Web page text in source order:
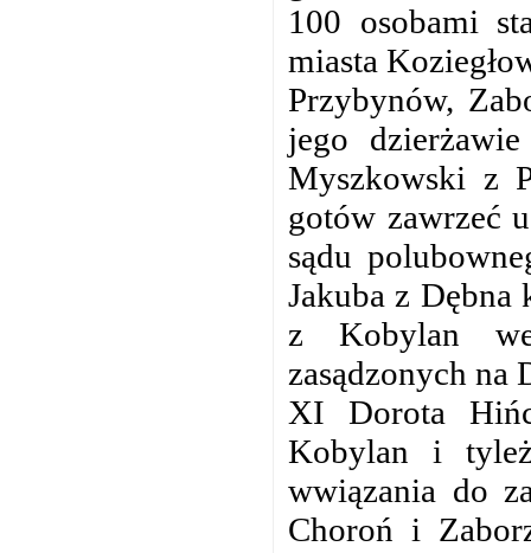
100 osobami
miasta
Przybynów,
jego
Myszkowski z
gotów zawrzeć
sądu
Jakuba z Dębna
z Kobylan
zasądzonych
XI Dorota
Kobylan i
wwiązania do
Choroń i